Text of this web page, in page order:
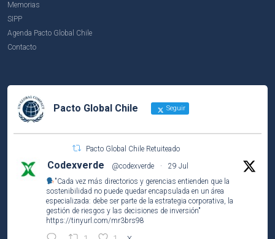
Memorias
SIPP
Agenda Pacto Global Chile
Contacto
Pacto Global Chile Seguir
Pacto Global Chile Retuiteado
Codexverde @codexverde ·
29 Jul
"Cada vez más directorios y gerencias entienden que la
sostenibilidad no puede quedar encapsulada en un área
especializada: debe ser parte de la estrategia corporativa, la
gestión de riesgos y las decisiones de inversión"
https://tinyurl.com/mr3brs98